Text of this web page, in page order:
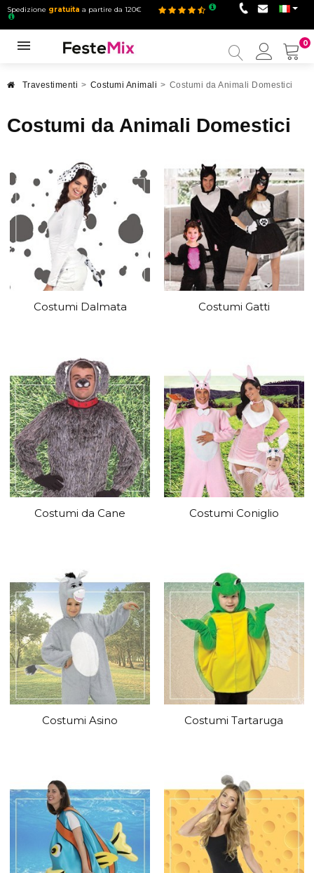
Spedizione gratuita a partire da 120€
0
mio
Travestimenti > Costumi Animali > Costumi da Animali Domestici
Costumi da Animali Domestici
Costumi Dalmata Costumi Gatti
Costumi da Cane Costumi Coniglio
Costumi Asino Costumi Tartaruga